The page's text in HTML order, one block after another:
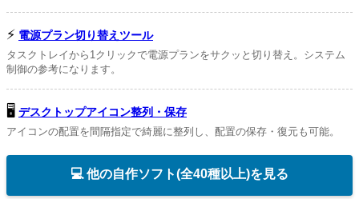
⚡ 電源プラン切り替えツール
タスクトレイから1クリックで電源プランをサクッと切り替え。システム
制御の参考になります。
🖥️ デスクトップアイコン整列・保存
アイコンの配置を間隔指定で綺麗に整列し、配置の保存・復元も可能。
💻 他の自作ソフト(全40種以上)を見る